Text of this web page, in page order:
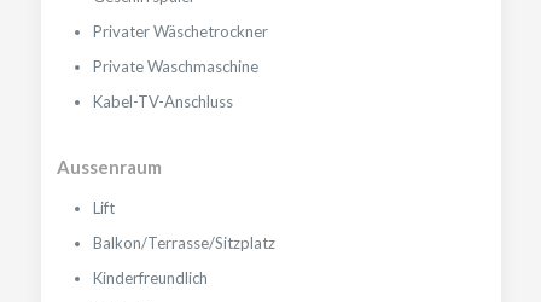
Privater Wäschetrockner
Private Waschmaschine
Kabel-TV-Anschluss
Aussenraum
Lift
Balkon/Terrasse/Sitzplatz
Kinderfreundlich